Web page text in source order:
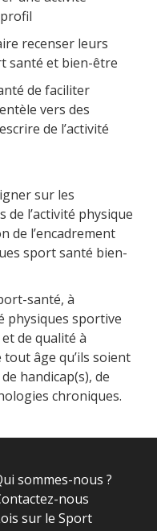
recenser leurs
santé et bien-être
de faciliter
vers des
de l’activité
sur les
de l’activité physique
de l’encadrement
sport santé bien-
santé, à
physiques sportive
de qualité à
âge qu’ils soient
handicap(s), de
chroniques.
sommes-nous ?
nous
sur le Sport